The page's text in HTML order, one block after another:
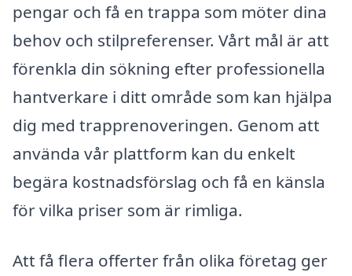
pengar och få en trappa som möter dina
behov och stilpreferenser. Vårt mål är att
förenkla din sökning efter professionella
hantverkare i ditt område som kan hjälpa
dig med trapprenoveringen. Genom att
använda vår plattform kan du enkelt
begära kostnadsförslag och få en känsla
för vilka priser som är rimliga.
Att få flera offerter från olika företag ger